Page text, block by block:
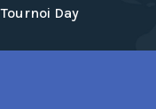
Tournoi Day